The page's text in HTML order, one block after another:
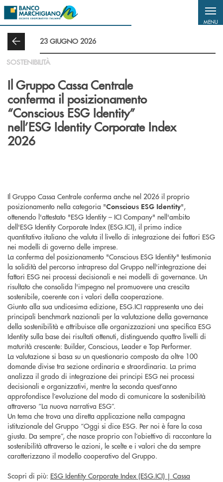
Salta al contenuto principale
MENU
23 GIUGNO 2026
SOSTENIBILITÀ
Il Gruppo Cassa Centrale
conferma il posizionamento
“Conscious ESG Identity”
nell’ESG Identity Corporate Index
2026
Il Gruppo Cassa Centrale conferma anche nel 2026 il proprio
posizionamento nella categoria "Conscious ESG Identity",
ottenendo l'attestato "ESG Identity – ICI Company" nell'ambito
dell'ESG Identity Corporate Index (ESG.ICI), il primo indice
quantitativo italiano che valuta il livello di integrazione dei fattori ESG
nei modelli di governo delle imprese.
La conferma del posizionamento "Conscious ESG Identity" testimonia
la solidità del percorso intrapreso dal Gruppo nell'integrazione dei
fattori ESG nei processi decisionali e nei modelli di governance. Un
risultato che consolida l'impegno nel promuovere una crescita
sostenibile, coerente con i valori della cooperazione.
Giunto alla sua undicesima edizione, ESG.ICI rappresenta uno dei
principali benchmark nazionali per la valutazione della governance
della sostenibilità e attribuisce alle organizzazioni una specifica ESG
Identity sulla base dei risultati ottenuti, distinguendo quattro livelli di
maturità crescente: Builder, Conscious, Leader e Top Performer.
La valutazione si basa su un questionario composto da oltre 100
domande divise tra sezione ordinaria e straordinaria. La prima
analizza il grado di integrazione dei principi ESG nei processi
decisionali e organizzativi, mentre la seconda quest’anno
approfondisce l’evoluzione del modo di comunicare la sostenibilità
attraverso “La nuova narrativa ESG”.
Un tema che trova una diretta applicazione nella campagna
istituzionale del Gruppo “Oggi si dice ESG. Per noi è fare la cosa
giusta. Da sempre”, che nasce proprio con l’obiettivo di raccontare la
sostenibilità attraverso le azioni, le scelte e i valori che da sempre
caratterizzano il modello cooperativo del Gruppo.
Scopri di più: ESG Identity Corporate Index (ESG.ICI) | Cassa